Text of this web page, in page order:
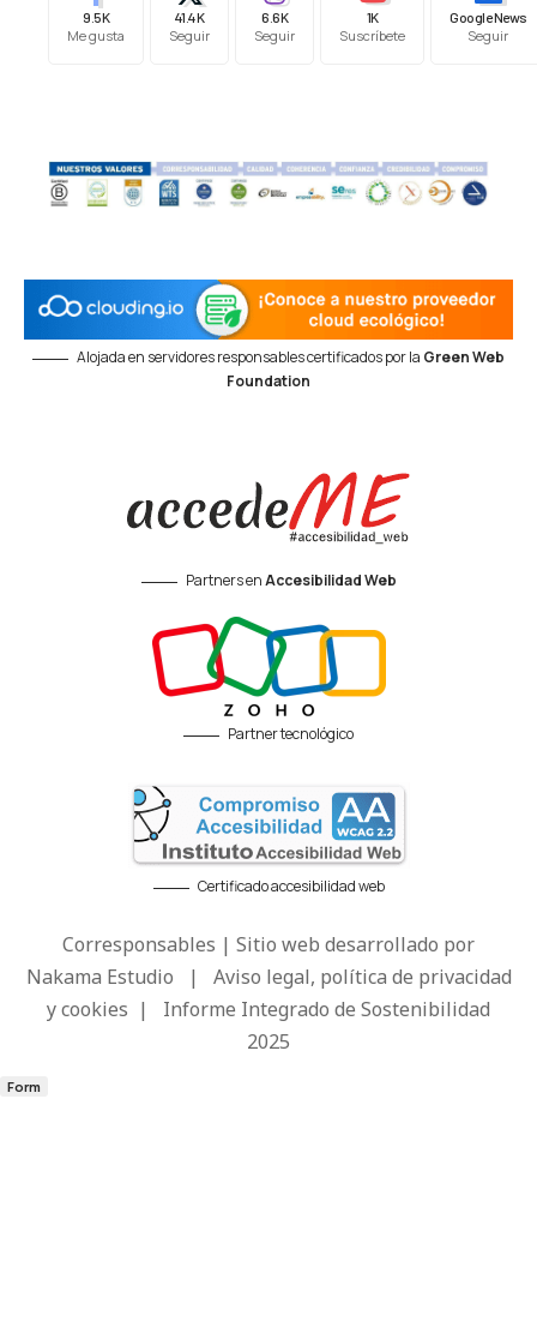
9.5K
Me gusta
41.4K
Seguir
6.6K
Seguir
1K
Suscríbete
Google News
Seguir
Alojada en servidores responsables certificados por la Green Web
Foundation
Partners enAccesibilidad Web
Partner tecnológico
Certificado accesibilidad web
Corresponsables | Sitio web desarrollado por
Nakama Estudio | Aviso legal, política de privacidad
y cookies | Informe Integrado de Sostenibilidad
2025
Form